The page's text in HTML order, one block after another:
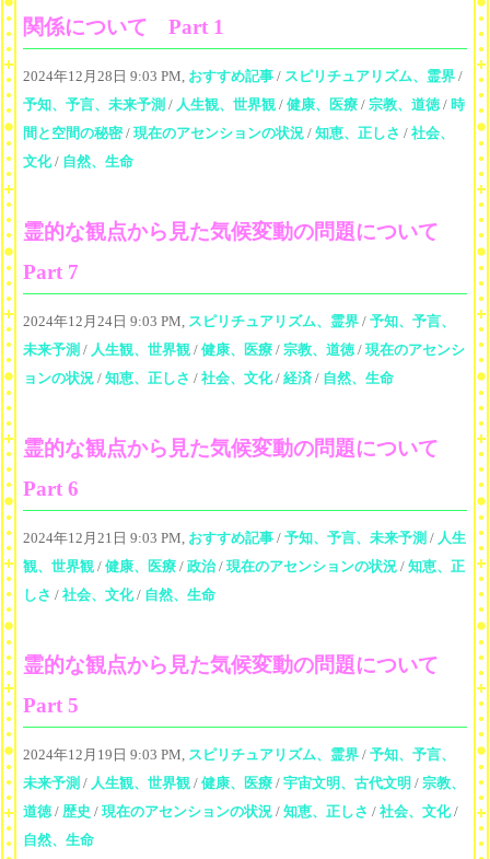
関係について Part 1
2024年12月28日 9:03 PM, おすすめ記事 / スピリチュアリズム、霊界 /
予知、予言、未来予測 / 人生観、世界観 / 健康、医療 / 宗教、道徳/ 時
間と空間の秘密/ 現在のアセンションの状況 / 知恵、正しさ / 社会、
文化/ 自然、生命
霊的な観点から見た気候変動の問題について
Part 7
2024年12月24日 9:03 PM, スピリチュアリズム、霊界 / 予知、予言、
未来予測 / 人生観、世界観 / 健康、医療 / 宗教、道徳/ 現在のアセンシ
ョンの状況 / 知恵、正しさ / 社会、文化/ 経済 / 自然、生命
霊的な観点から見た気候変動の問題について
Part 6
2024年12月21日 9:03 PM, おすすめ記事 / 予知、予言、未来予測 / 人生
観、世界観 / 健康、医療 / 政治/ 現在のアセンションの状況 / 知恵、正
しさ / 社会、文化/ 自然、生命
霊的な観点から見た気候変動の問題について
Part 5
2024年12月19日 9:03 PM, スピリチュアリズム、霊界 / 予知、予言、
未来予測 / 人生観、世界観 / 健康、医療 / 宇宙文明、古代文明 / 宗教、
道徳/ 歴史 / 現在のアセンションの状況 / 知恵、正しさ / 社会、文化/
自然、生命